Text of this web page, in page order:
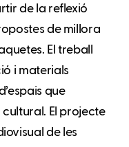
de la reflexió
de millora
El treball
i materials
que
El projecte
de les